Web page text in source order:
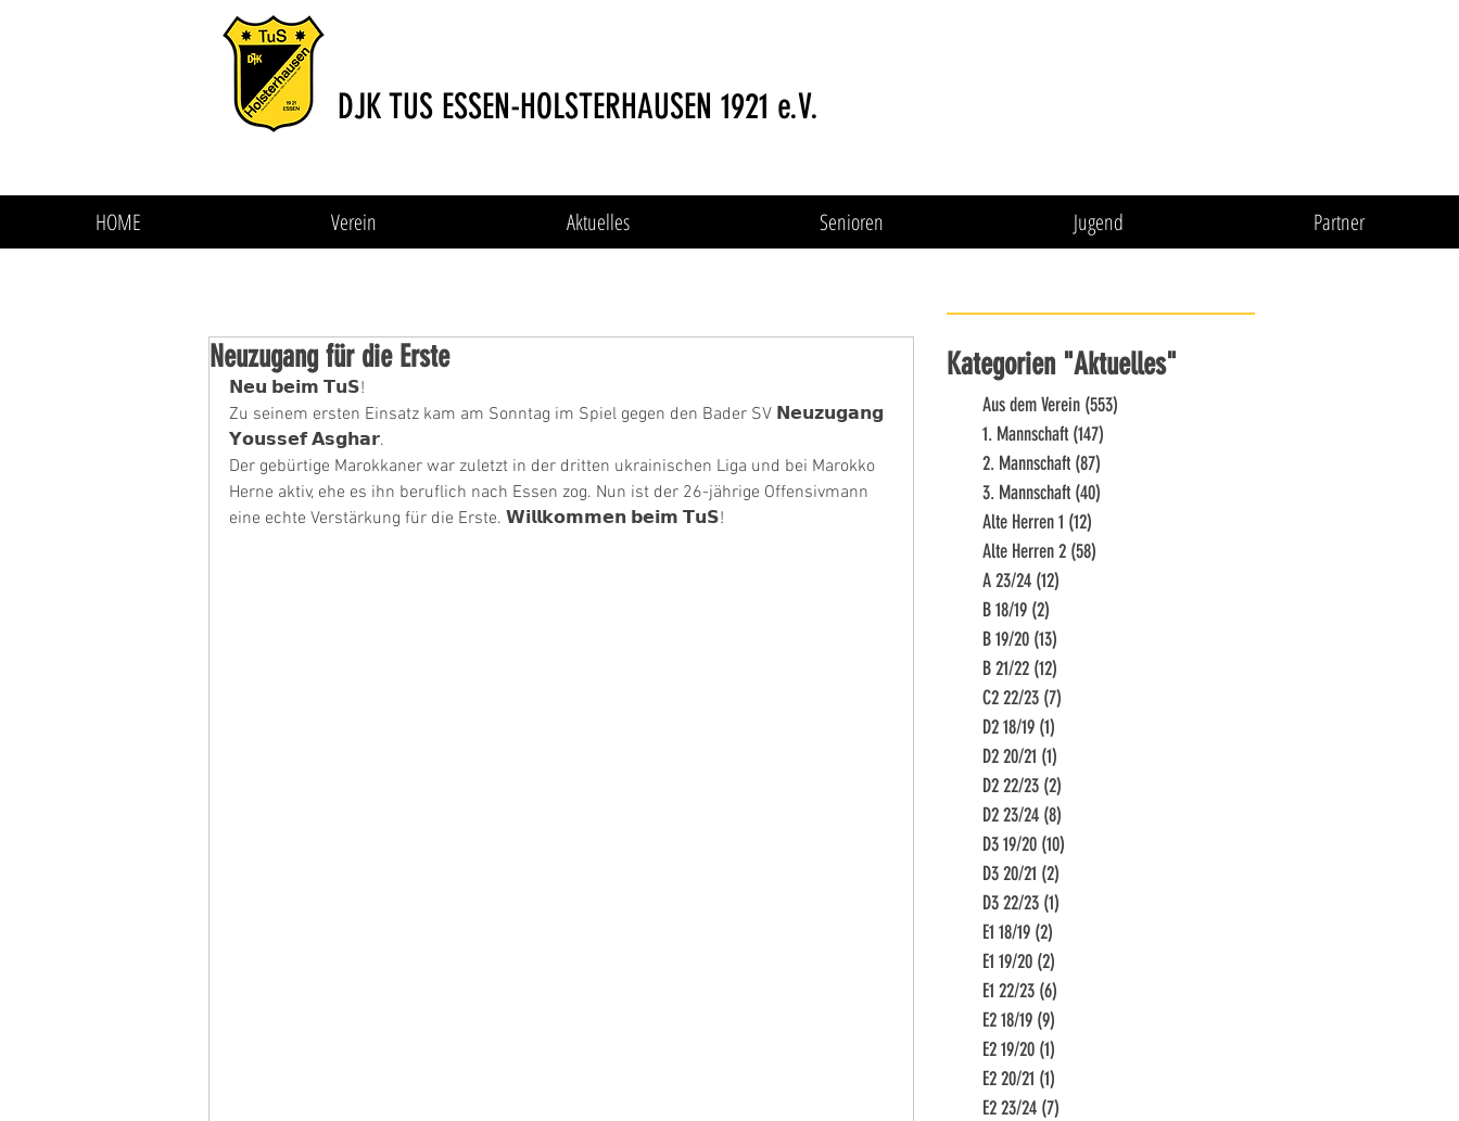
DJK TUS ESSEN-HOLSTERHAUSEN 1921 e.V.
HOME Verein Aktuelles Senioren Jugend Partner
Neuzugang für die Erste
𝗡𝗲𝘂 𝗯𝗲𝗶𝗺 𝗧𝘂𝗦!
Zu seinem ersten Einsatz kam am Sonntag im Spiel gegen den Bader SV 𝗡𝗲𝘂𝘇𝘂𝗴𝗮𝗻𝗴
𝗬𝗼𝘂𝘀𝘀𝗲𝗳 𝗔𝘀𝗴𝗵𝗮𝗿.
Der gebürtige Marokkaner war zuletzt in der dritten ukrainischen Liga und bei Marokko
Herne aktiv, ehe es ihn beruflich nach Essen zog. Nun ist der 26-jährige Offensivmann
eine echte Verstärkung für die Erste. 𝗪𝗶𝗹𝗹𝗸𝗼𝗺𝗺𝗲𝗻 𝗯𝗲𝗶𝗺 𝗧𝘂𝗦!
Kategorien "Aktuelles"
Aus dem Verein (553)
1. Mannschaft (147)
2. Mannschaft (87)
3. Mannschaft (40)
Alte Herren 1 (12)
Alte Herren 2 (58)
A 23/24 (12)
B 18/19 (2)
B 19/20 (13)
B 21/22 (12)
C2 22/23 (7)
D2 18/19 (1)
D2 20/21 (1)
D2 22/23 (2)
D2 23/24 (8)
D3 19/20 (10)
D3 20/21 (2)
D3 22/23 (1)
E1 18/19 (2)
E1 19/20 (2)
E1 22/23 (6)
E2 18/19 (9)
E2 19/20 (1)
E2 20/21 (1)
E2 23/24 (7)